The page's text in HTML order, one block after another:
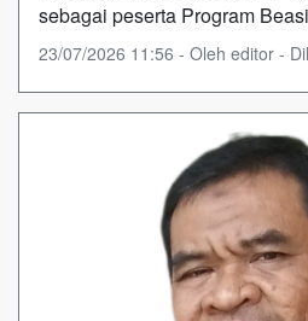
sebagai peserta Program
23/07/2026 11:56 - Oleh editor -